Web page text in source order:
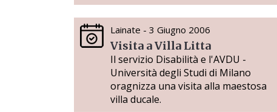
Lainate - 3 Giugno 2006
Visita a Villa Litta
Il servizio Disabilità e l'AVDU -
Università degli Studi di Milano
oragnizza una visita alla maestosa
villa ducale.